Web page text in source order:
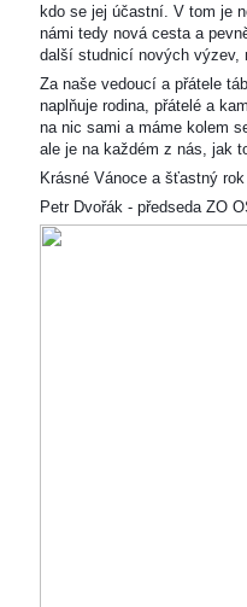
kdo se jej účastní. V tom je
námi tedy nová cesta a
další studnicí nových výzev,
Za naše vedoucí a přátele
naplňuje rodina, přátelé a
na nic sami a máme kolem
ale je na každém z nás, jak
Krásné Vánoce a šťastný rok
Petr Dvořák - předseda ZO